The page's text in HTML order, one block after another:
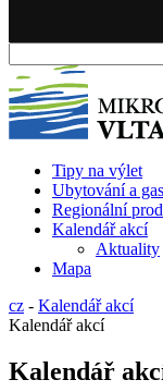
Tipy na výlet
Ubytování a
Regionální
Kalendář akcí
Aktuality
Mapa
cz - Kalendář akcí
Kalendář akcí
Kalendář